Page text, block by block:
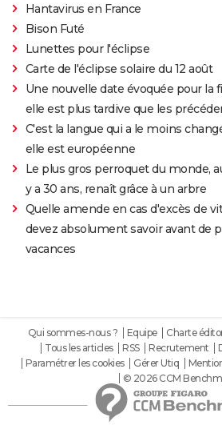
Hantavirus en France
Bison Futé
Lunettes pour l'éclipse
Carte de l'éclipse solaire du 12 août
Une nouvelle date évoquée pour la
elle est plus tardive que les
C'est la langue qui a le moins
elle est européenne
Le plus gros perroquet du monde,
y a 30 ans, renaît grâce à un arbre
Quelle amende en cas d'excès de
devez absolument savoir avant de
vacances
Qui sommes-nous ? Equipe Charte
Tous les articles
RSS Recrutement
Paramétrer les cookies
Gérer Utiq
© 2026 CCM